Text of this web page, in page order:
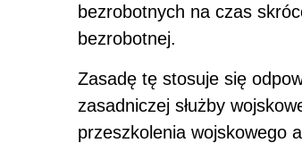
bezrobotnych na czas
bezrobotnej.
Zasadę tę stosuje się
zasadniczej służby
przeszkolenia wojskowego